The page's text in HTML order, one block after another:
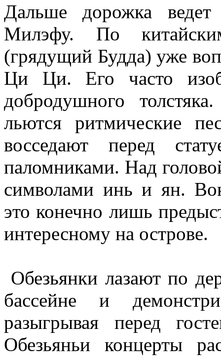
Дальше дорожка ведет
Милэфу. По
(грядущий Будда) уже
Ци Ци. Его часто
добродушного
льются ритмические
восседают перед
паломниками. Над
символами инь и ян.
это конечно лишь
интересному на острове.
Обезьянки лазают по
бассейне и
разыгрывая перед
Обезьяньи концерты